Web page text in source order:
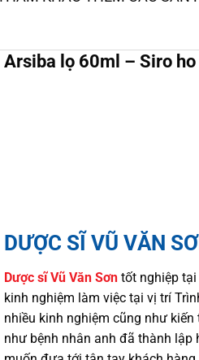
Arsiba lọ 60ml – Siro ho
DƯỢC SĨ VŨ VĂN
Dược sĩVũ Văn Sơntốt nghiệp tại
kinh nghiệm làm việc tại vị trí
nhiều kinh nghiệm cũng nhưkiến
nhưbệnh nhân anh đã thành lập